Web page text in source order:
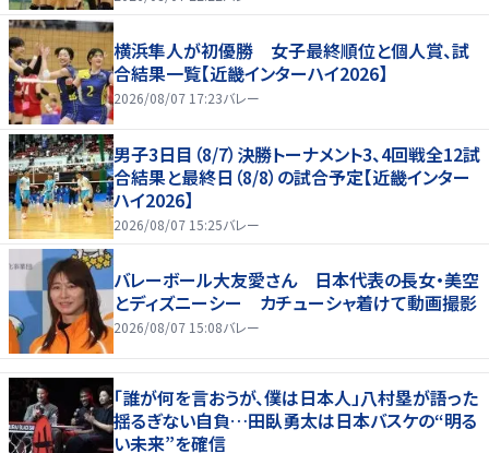
横浜隼人が初優勝 女子最終順位と個人賞、試
合結果一覧【近畿インターハイ2026】
2026/08/07 17:23バレー
男子3日目（8/7）決勝トーナメント3、4回戦全12試
合結果と最終日（8/8）の試合予定【近畿インター
ハイ2026】
2026/08/07 15:25バレー
バレーボール大友愛さん 日本代表の長女・美空
とディズニーシー カチューシャ着けて動画撮影
2026/08/07 15:08バレー
「誰が何を言おうが、僕は日本人」八村塁が語った
揺るぎない自負…田臥勇太は日本バスケの“明る
い未来”を確信